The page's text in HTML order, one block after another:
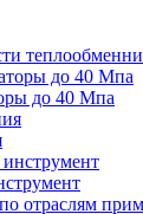
до 40 Мпа